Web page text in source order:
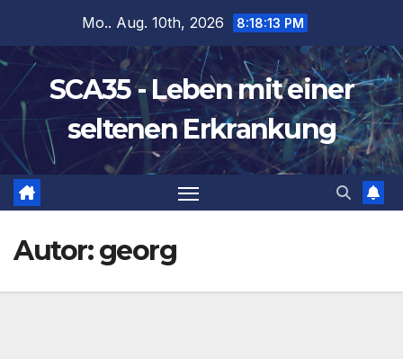
springen
Mo.. Aug. 10th, 2026 8:18:15 PM
SCA35 - Leben mit einer
seltenen Erkrankung
Autor:georg